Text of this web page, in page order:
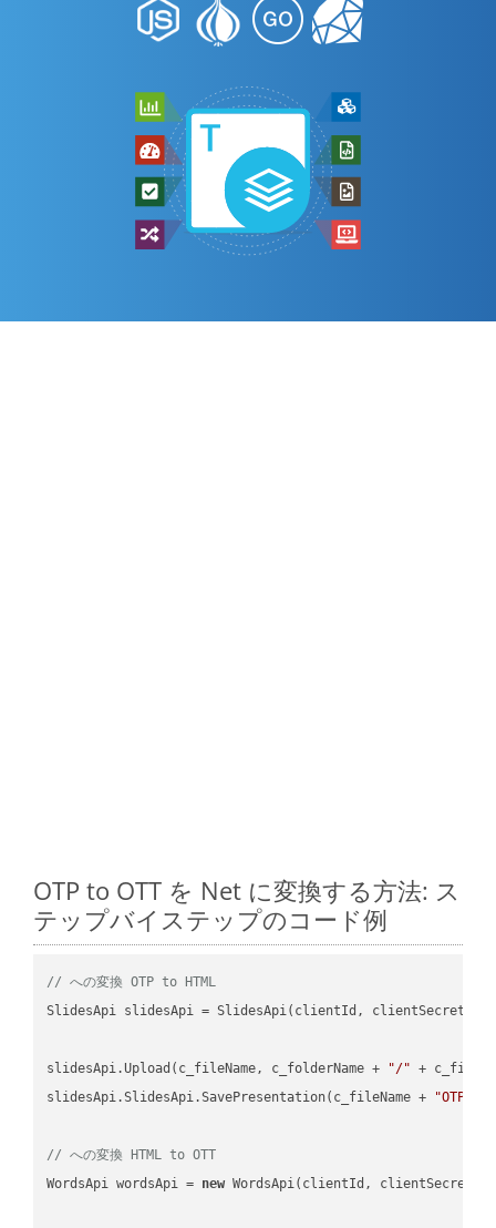
OTP to OTT を Net に変換する方法: ス
テップバイステップのコード例
// への変換 OTP to HTML
SlidesApi slidesApi = SlidesApi(clientId, clientSecret);
slidesApi.Upload(c_fileName, c_folderName + "/" +
slidesApi.SlidesApi.SavePresentation(c_fileName +
"OTP"
// への変換 HTML to OTT
WordsApi wordsApi = new WordsApi(clientId, clientSecret);